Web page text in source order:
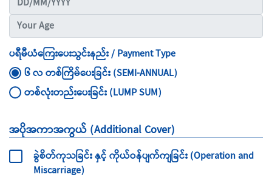
ပရီမီယံကြေးပေးသွင်းနည်း / Payment Type
၆ လ တစ်ကြိမ်ပေးခြင်း (SEMI-ANNUAL)
တစ်လုံးတည်းပေးခြင်း (LUMP SUM)
အပိုအကာအကွယ် (Additional Cover)
ခွဲစိတ်ကုသခြင်း နှင့် ကိုယ်ဝန်ပျက်ကျခြင်း (Operation and
Miscarriage)